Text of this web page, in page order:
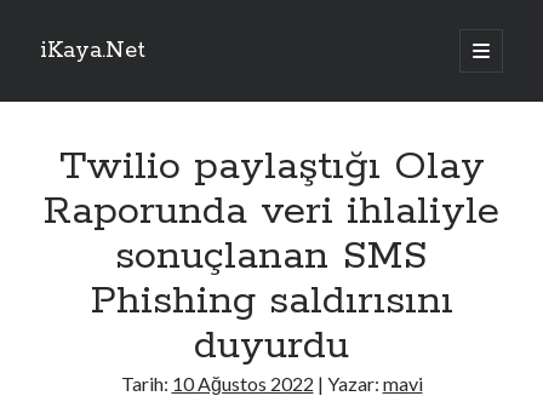
iKaya.Net
ana
menüyü
Yan
Arama
TRTHaber – Son Dakika!
Bakan Yumaklı: Her hayvanın dijital bir kimliği olacak
Yeni bir dönem başlıyor: Mekke Anlaşması neden önemli?
Twilio paylaştığı Olay
Raporunda veri ihlaliyle
sonuçlanan SMS
Phishing saldırısını
duyurdu
Tarih: 10 Ağustos 2022 | Yazar: mavi